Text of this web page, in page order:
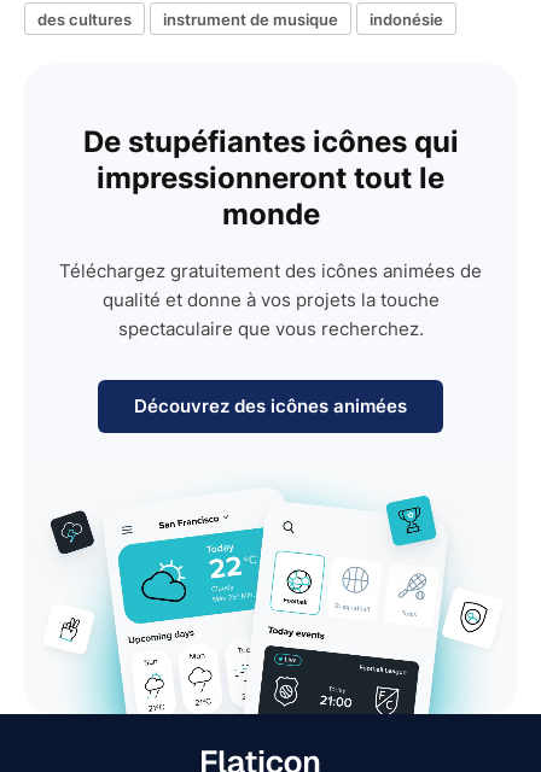
des cultures instrument de musique indonésie
De stupéfiantes icônes qui
impressionneront tout le
monde
Téléchargez gratuitement des icônes animées de
qualité et donne à vos projets la touche
spectaculaire que vous recherchez.
Découvrez des icônes animées